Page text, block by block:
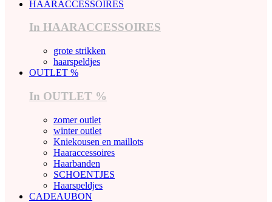
HAARACCESSOIRES
In HAARACCESSOIRES
grote strikken
haarspeldjes
OUTLET %
In OUTLET %
zomer outlet
winter outlet
Kniekousen en maillots
Haaraccessoires
Haarbanden
SCHOENTJES
Haarspeldjes
CADEAUBON